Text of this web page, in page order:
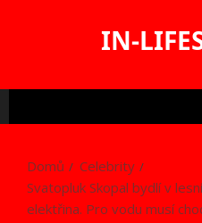
IN-
Domů
Celebrity
Svatopluk Skopal bydlí v
elektřina. Pro vodu musí